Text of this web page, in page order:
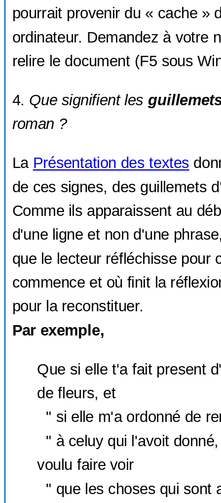
pourrait provenir du « cache »
ordinateur. Demandez à votre
relire le document (F5 sous
Que signifient les
roman ?
La Présentation des textes
de ces signes, des guillemets
Comme ils apparaissent au
d'une ligne et non d'une
que le lecteur réfléchisse pour
commence et où finit la
pour la reconstituer.
Par exemple,
Que si elle t'a fait present
de fleurs, et
" si elle m'a ordonné de
" à celuy qui l'avoit
voulu faire voir
" que les choses qui sont